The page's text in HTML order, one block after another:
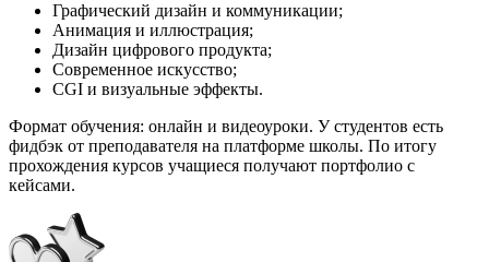
Графический дизайн и коммуникации;
Анимация и иллюстрация;
Дизайн цифрового продукта;
Современное искусство;
CGI и визуальные эффекты.
Формат обучения: онлайн и видеоуроки. У студентов есть
фидбэк от преподавателя на платформе школы. По итогу
прохождения курсов учащиеся получают портфолио с
кейсами.